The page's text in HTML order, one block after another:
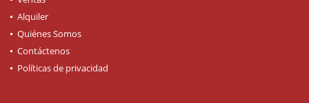
Alquiler
Quiénes Somos
Contáctenos
Políticas de privacidad